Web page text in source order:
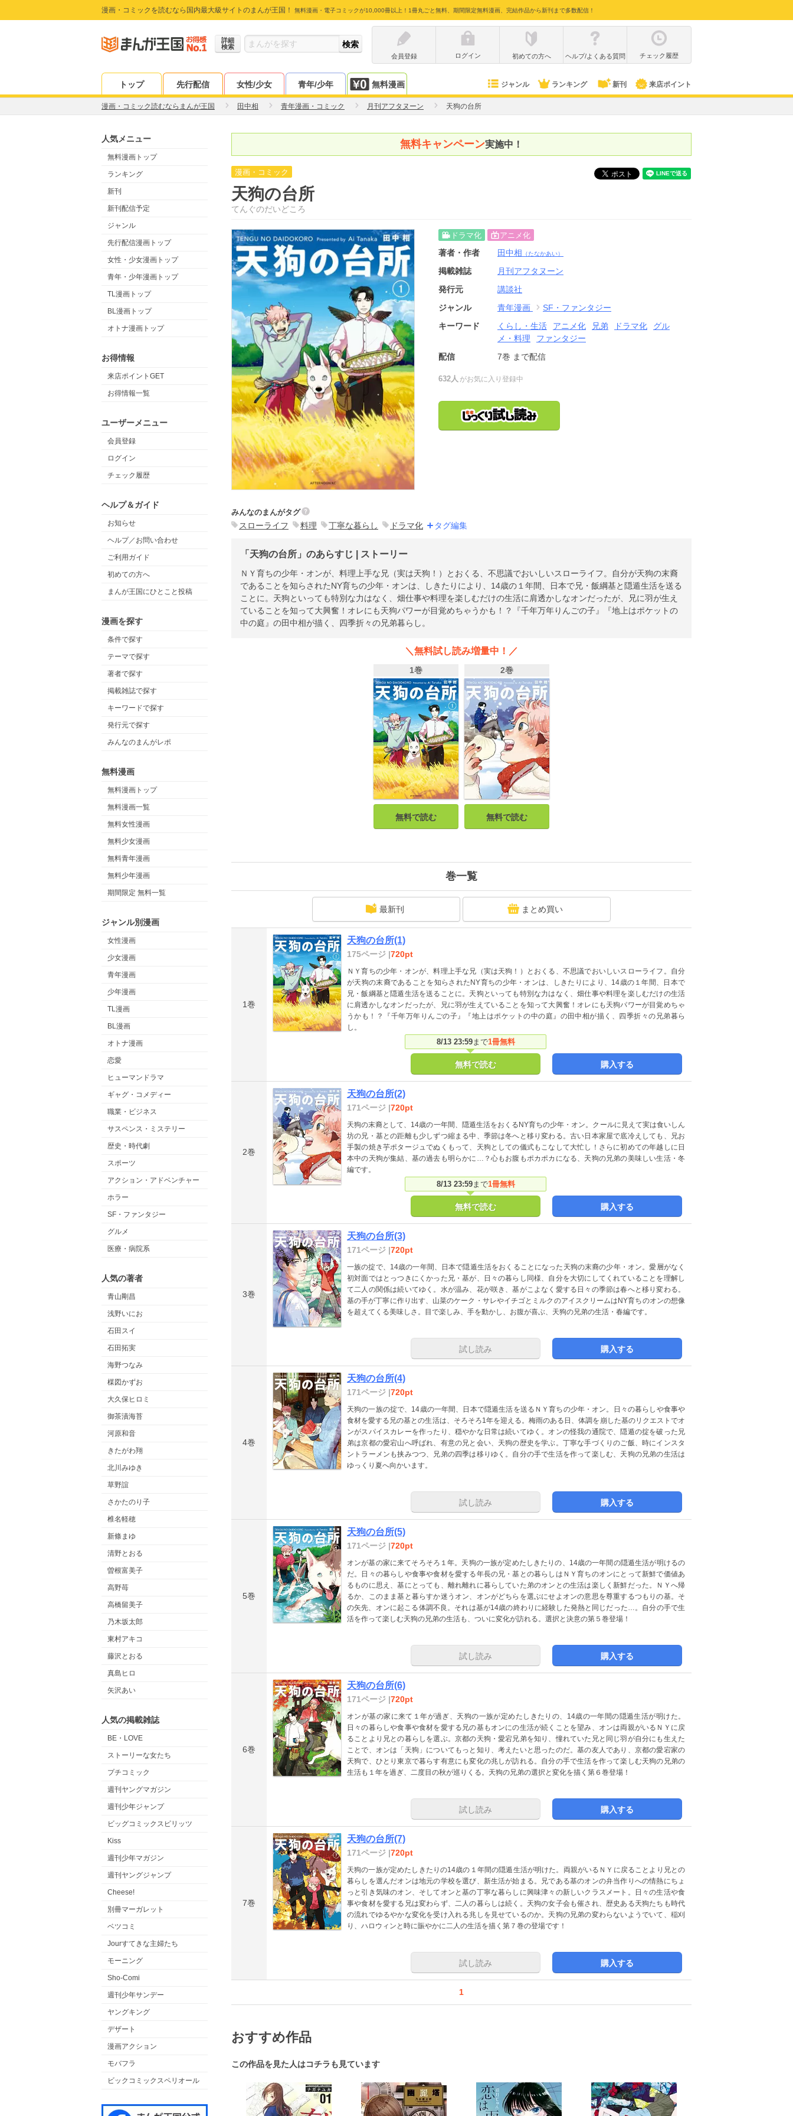
漫画・コミックを読むなら国内最大級サイトのまんが王国！ 無料漫画・電子コミックが10,000冊以上！1冊丸ごと無料、期間限定無料漫画、完結作品から新刊まで多数配信！
詳細
検索
会員登録
ログイン 初めての方へ ヘルプ/よくある質問 チェック履歴
トップ 先行配信 女性/少女 青年/少年 無料漫画 ジャンル ランキング 新刊 来店ポイント
漫画・コミック読むならまんが王国 田中相 青年漫画・コミック 月刊アフタヌーン 天狗の台所
人気メニュー
無料漫画トップ
ランキング
新刊
新刊配信予定
ジャンル
先行配信漫画トップ
女性・少女漫画トップ
青年・少年漫画トップ
TL漫画トップ
BL漫画トップ
オトナ漫画トップ
お得情報
来店ポイントGET
お得情報一覧
ユーザーメニュー
会員登録
ログイン
チェック履歴
ヘルプ＆ガイド
お知らせ
ヘルプ／お問い合わせ
ご利用ガイド
初めての方へ
まんが王国にひとこと投稿
漫画を探す
条件で探す
テーマで探す
著者で探す
掲載雑誌で探す
キーワードで探す
発行元で探す
みんなのまんがレポ
無料漫画
無料漫画トップ
無料漫画一覧
無料女性漫画
無料少女漫画
無料青年漫画
無料少年漫画
期間限定 無料一覧
ジャンル別漫画
女性漫画
少女漫画
青年漫画
少年漫画
TL漫画
BL漫画
オトナ漫画
恋愛
ヒューマンドラマ
ギャグ・コメディー
職業・ビジネス
サスペンス・ミステリー
歴史・時代劇
スポーツ
アクション・アドベンチャー
ホラー
SF・ファンタジー
グルメ
医療・病院系
人気の著者
青山剛昌
浅野いにお
石田スイ
石田拓実
海野つなみ
楳図かずお
大久保ヒロミ
御茶漬海苔
河原和音
きたがわ翔
北川みゆき
草野誼
さかたのり子
椎名軽穂
新條まゆ
清野とおる
曽根富美子
高野苺
高橋留美子
乃木坂太郎
東村アキコ
藤沢とおる
真島ヒロ
矢沢あい
人気の掲載雑誌
BE・LOVE
ストーリーな女たち
プチコミック
週刊ヤングマガジン
週刊少年ジャンプ
ビッグコミックスピリッツ
Kiss
週刊少年マガジン
週刊ヤングジャンプ
Cheese!
別冊マーガレット
ベツコミ
Jourすてきな主婦たち
モーニング
Sho-Comi
週刊少年サンデー
ヤングキング
デザート
漫画アクション
モバフラ
ビックコミックスペリオール
無料キャンペーン実施中！
漫画・コミック
天狗の台所
てんぐのだいどころ
ドラマ化 アニメ化
著者・作者 田中相 （たなかあい）
掲載雑誌
月刊アフタヌーン
発行元
講談社
ジャンル
青年漫画
SF・ファンタジー
キーワード
くらし・生活 アニメ化 兄弟 ドラマ化
グル
メ・料理
ファンタジー
配信
7巻 まで配信
632人 がお気に入り登録中
みんなのまんがタグ
スローライフ 料理 丁寧な暮らし ドラマ化 タグ編集
「天狗の台所」のあらすじ | ストーリー
ＮＹ育ちの少年・オンが、料理上手な兄（実は天狗！）とおくる、不思議でおいしいスローライフ。自分が天狗の末裔
であることを知らされたNY育ちの少年・オンは、しきたりにより、14歳の１年間、日本で兄・飯綱基と隠遁生活を送る
ことに。天狗といっても特別な力はなく、畑仕事や料理を楽しむだけの生活に肩透かしなオンだったが、兄に羽が生え
ていることを知って大興奮！オレにも天狗パワーが目覚めちゃうかも！？『千年万年りんごの子』『地上はポケットの
中の庭』の田中相が描く、四季折々の兄弟暮らし。
＼無料試し読み増量中！／
1巻
無料で読む
2巻
無料で読む
巻一覧
最新刊 まとめ買い
1巻
天狗の台所(1)
175ページ |720pt
ＮＹ育ちの少年・オンが、料理上手な兄（実は天狗！）とおくる、不思議でおいしいスローライフ。自分
が天狗の末裔であることを知らされたNY育ちの少年・オンは、しきたりにより、14歳の１年間、日本で
兄・飯綱基と隠遁生活を送ることに。天狗といっても特別な力はなく、畑仕事や料理を楽しむだけの生活
に肩透かしなオンだったが、兄に羽が生えていることを知って大興奮！オレにも天狗パワーが目覚めちゃ
うかも！？『千年万年りんごの子』『地上はポケットの中の庭』の田中相が描く、四季折々の兄弟暮ら
し。
8/13 23:59まで1冊無料
無料で読む 購入する
2巻
天狗の台所(2)
171ページ |720pt
天狗の末裔として、14歳の一年間、隠遁生活をおくるNY育ちの少年・オン。クールに見えて実は食いしん
坊の兄・基との距離も少しずつ縮まる中、季節は冬へと移り変わる。古い日本家屋で底冷えしても、兄お
手製の焼き芋ポタージュでぬくもって、天狗としての儀式もこなして大忙し！さらに初めての年越しに日
本中の天狗が集結、基の過去も明らかに…？心もお腹もポカポカになる、天狗の兄弟の美味しい生活・冬
編です。
8/13 23:59まで1冊無料
無料で読む 購入する
3巻
天狗の台所(3)
171ページ |720pt
一族の掟で、14歳の一年間、日本で隠遁生活をおくることになった天狗の末裔の少年・オン。愛層がなく
初対面ではとっつきにくかった兄・基が、日々の暮らし同様、自分を大切にしてくれていることを理解し
て二人の関係は続いてゆく。水が温み、花が咲き、基がこよなく愛する日々の季節は春へと移り変わる。
基の手が丁寧に作り出す、山菜のケーク・サレやイチゴとミルクのアイスクリームはNY育ちのオンの想像
を超えてくる美味しさ。目で楽しみ、手を動かし、お腹が喜ぶ、天狗の兄弟の生活・春編です。
試し読み 購入する
4巻
天狗の台所(4)
171ページ |720pt
天狗の一族の掟で、14歳の一年間、日本で隠遁生活を送るＮＹ育ちの少年・オン。日々の暮らしや食事や
食材を愛する兄の基との生活は、そろそろ1年を迎える。梅雨のある日、体調を崩した基のリクエストでオ
ンがスパイスカレーを作ったり、穏やかな日常は続いてゆく。オンの怪我の通院で、隠遁の掟を破った兄
弟は京都の愛宕山へ呼ばれ、有意の兄と会い、天狗の歴史を学ぶ。丁寧な手づくりのご飯、時にインスタ
ントラーメンも挟みつつ、兄弟の四季は移りゆく。自分の手で生活を作って楽しむ、天狗の兄弟の生活は
ゆっくり夏へ向かいます。
試し読み 購入する
5巻
天狗の台所(5)
171ページ |720pt
オンが基の家に来てそろそろ１年。天狗の一族が定めたしきたりの、14歳の一年間の隠遁生活が明けるの
だ。日々の暮らしや食事や食材を愛する年長の兄・基との暮らしはＮＹ育ちのオンにとって新鮮で価値あ
るものに思え、基にとっても、離れ離れに暮らしていた弟のオンとの生活は楽しく新鮮だった。ＮＹへ帰
るか、このまま基と暮らすか迷うオン、オンがどちらを選ぶにせよオンの意思を尊重するつもりの基。そ
の矢先、オンに起こる体調不良。それは基が14歳の終わりに経験した発熱と同じだった…。自分の手で生
活を作って楽しむ天狗の兄弟の生活も、ついに変化が訪れる。選択と決意の第５巻登場！
試し読み 購入する
6巻
天狗の台所(6)
171ページ |720pt
オンが基の家に来て１年が過ぎ、天狗の一族が定めたしきたりの、14歳の一年間の隠遁生活が明けた。
日々の暮らしや食事や食材を愛する兄の基もオンにの生活が続くことを望み、オンは両親がいるＮＹに戻
ることより兄との暮らしを選ぶ。京都の天狗・愛宕兄弟を知り、憧れていた兄と同じ羽が自分にも生えた
ことで、オンは「天狗」についてもっと知り、考えたいと思ったのだ。基の友人であり、京都の愛宕家の
天狗で、ひとり東京で暮らす有意にも変化の兆しが訪れる。自分の手で生活を作って楽しむ天狗の兄弟の
生活も１年を過ぎ、二度目の秋が巡りくる。天狗の兄弟の選択と変化を描く第６巻登場！
試し読み 購入する
7巻
天狗の台所(7)
171ページ |720pt
天狗の一族が定めたしきたりの14歳の１年間の隠遁生活が明けた。両親がいるＮＹに戻ることより兄との
暮らしを選んだオンは地元の学校を選び、新生活が始まる。兄である基のオンの弁当作りへの情熱にちょ
っと引き気味のオン、そしてオンと基の丁寧な暮らしに興味津々の新しいクラスメート。日々の生活や食
事や食材を愛する兄は変わらず、二人の暮らしは続く。天狗の女子会も催され、歴史ある天狗たちも時代
の流れでゆるやかな変化を受け入れる兆しを見せているのか。天狗の兄弟の変わらないようでいて、稲刈
り、ハロウィンと時に賑やかに二人の生活を描く第７巻の登場です！
試し読み 購入する
1
おすすめ作品
この作品を見た人はコチラも見ています